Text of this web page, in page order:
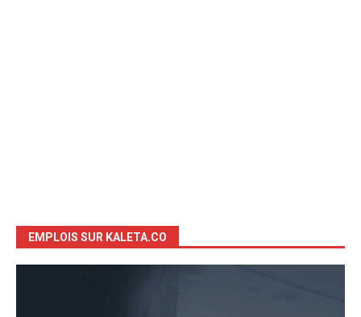
EMPLOIS SUR KALETA.CO